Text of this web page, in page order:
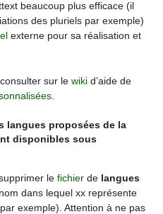
beaucoup plus efficace (il
des pluriels par exemple)
externe pour sa réalisation et
sur le wikid’aide de
.
langues proposées de la
disponibles sous
le fichierde langues
dans lequel xx représente
exemple). Attention à ne pas